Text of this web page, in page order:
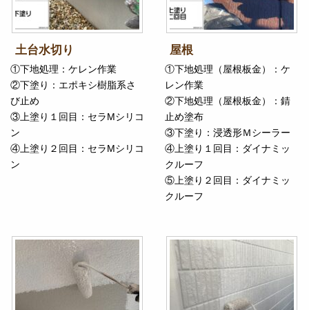
土台水切り
①下地処理：ケレン作業
②下塗り：エポキシ樹脂系さ
び止め
③上塗り１回目：セラMシリコ
ン
④上塗り２回目：セラMシリコ
ン
屋根
①下地処理（屋根板金）：ケ
レン作業
②下地処理（屋根板金）：錆
止め塗布
③下塗り：浸透形Ｍシーラー
④上塗り１回目：ダイナミッ
クルーフ
⑤上塗り２回目：ダイナミッ
クルーフ